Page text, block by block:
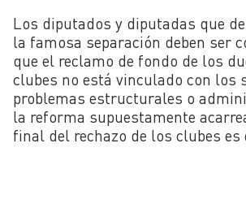
Los diputados y diputadas que
la famosa separación deben ser
que el reclamo de fondo de los
clubes no está vinculado con los
problemas estructurales o
la reforma supuestamente
final del rechazo de los clubes es